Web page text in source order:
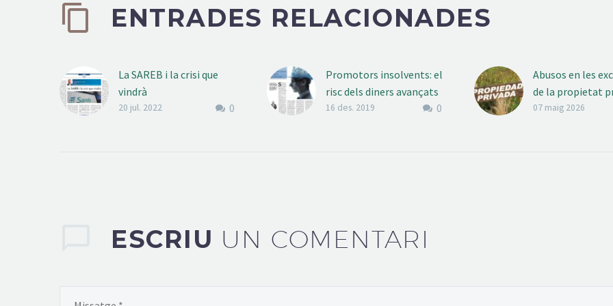
ENTRADES RELACIONADES
La SAREB i la crisi que
vindrà
Sembla evident que anem
0
20 jul. 2022
Promotors insolvents: el
risc dels diners avançats
per una casa
0
16 des. 2019
Abusos en les
de la propietat
Com sap el
07 maig 2026
ESCRIU UN COMENTARI